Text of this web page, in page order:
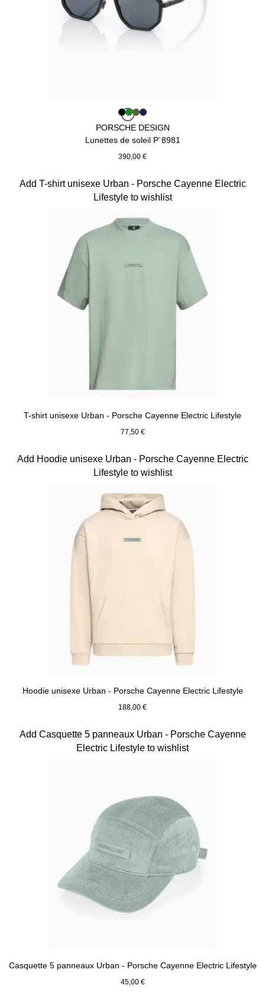
PORSCHE DESIGN
Lunettes de soleil P´8981
390,00 €
Couleur
Couleur
Couleur
Couleur
Couleur
T-shirt unisexe Urban - Porsche Cayenne Electric Lifestyle
77,50 €
Add T-shirt unisexe Urban - Porsche Cayenne Electric
Lifestyle to wishlist
Diapositive 2 sur 15
Hoodie unisexe Urban - Porsche Cayenne Electric Lifestyle
188,00 €
Add Hoodie unisexe Urban - Porsche Cayenne Electric
Lifestyle to wishlist
Diapositive 3 sur 15
Casquette 5 panneaux Urban - Porsche Cayenne Electric Lifestyle
45,00 €
Add Casquette 5 panneaux Urban - Porsche Cayenne
Electric Lifestyle to wishlist
Diapositive 4 sur 15